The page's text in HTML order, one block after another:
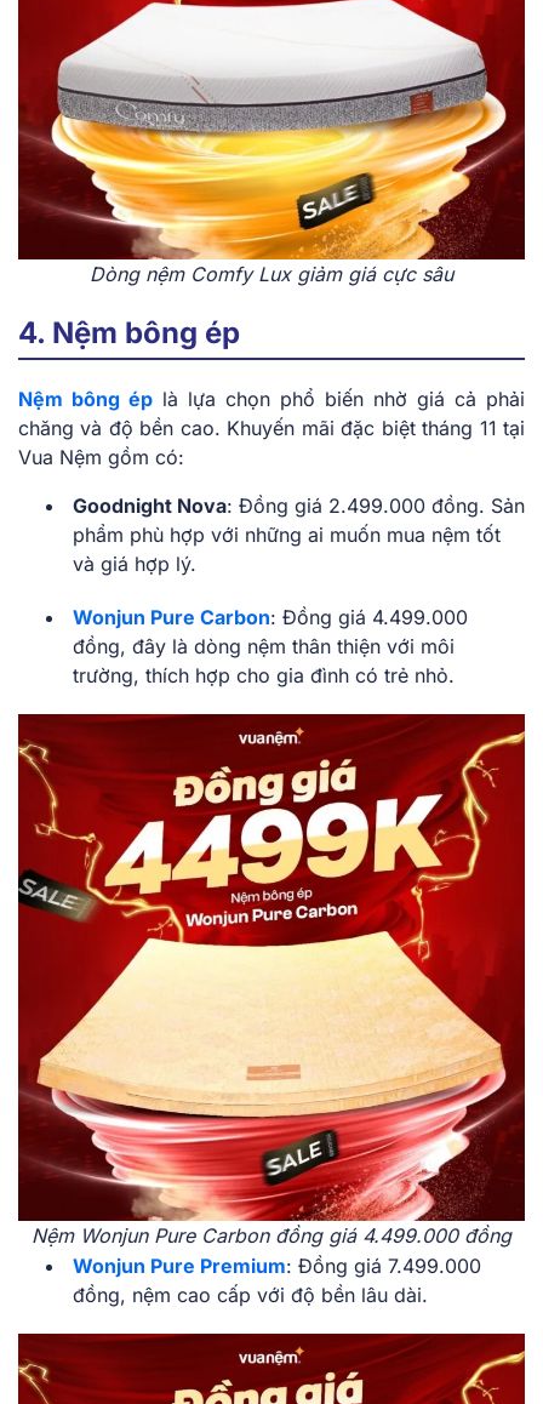
Dòng nệm Comfy Lux giảm giá cực sâu
4. Nệm bông ép
Nệm bông ép là lựa chọn phổ biến nhờ giá cả phải
chăng và độ bền cao. Khuyến mãi đặc biệt tháng 11 tại
Vua Nệm gồm có:
Goodnight Nova: Đồng giá 2.499.000 đồng. Sản
phẩm phù hợp với những ai muốn mua nệm tốt
và giá hợp lý.
Wonjun Pure Carbon: Đồng giá 4.499.000
đồng, đây là dòng nệm thân thiện với môi
trường, thích hợp cho gia đình có trẻ nhỏ.
Nệm Wonjun Pure Carbon đồng giá 4.499.000 đồng
Wonjun Pure Premium: Đồng giá 7.499.000
đồng, nệm cao cấp với độ bền lâu dài.